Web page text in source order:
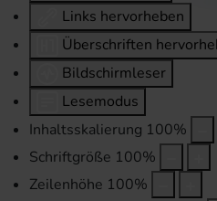
Links hervorheben
Überschriften
Bildschirmleser
Lesemodus
Inhaltsskalierung 100%
Schriftgröße 100%
Zeilenhöhe 100%